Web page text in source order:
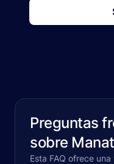
Preguntas
sobre
Esta FAQ ofrece